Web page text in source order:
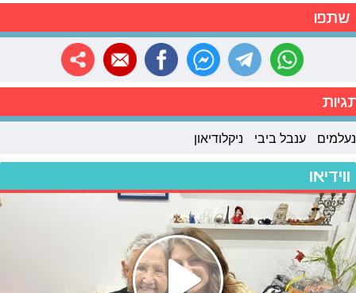
שתפו
נעלמים ענבל ביבי ניקלודיאון
ווידיאו